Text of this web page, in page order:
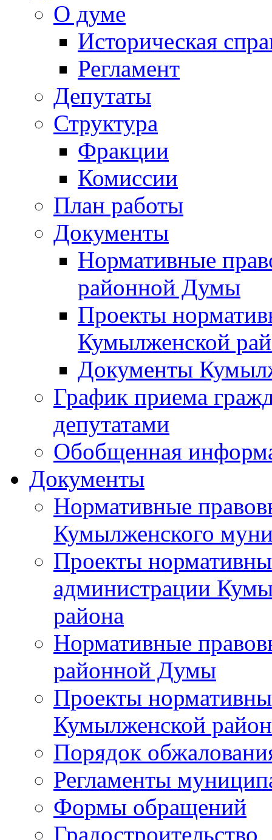
О думе
Историческая
Регламент
Депутаты
Структура
Фракции
Комиссии
План работы
Документы
Нормативные
районной Думы
Проекты
Кумылженской
Документы
График приема
депутатами
Обобщенная
Документы
Нормативные
Кумылженского
Проекты
администрации
района
Нормативные
районной Думы
Проекты
Кумылженской
Порядок
Регламенты
Формы обращений
Градостроительство